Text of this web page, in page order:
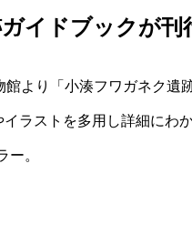
イドブックが刊
より「小湊フワガネク遺
ラストを多用し詳細にわ
ー。